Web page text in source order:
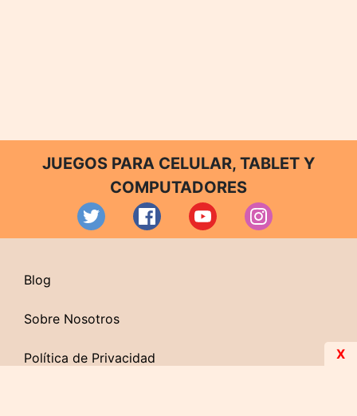
JUEGOS PARA CELULAR, TABLET Y
COMPUTADORES
Blog
Sobre Nosotros
Política de Privacidad X